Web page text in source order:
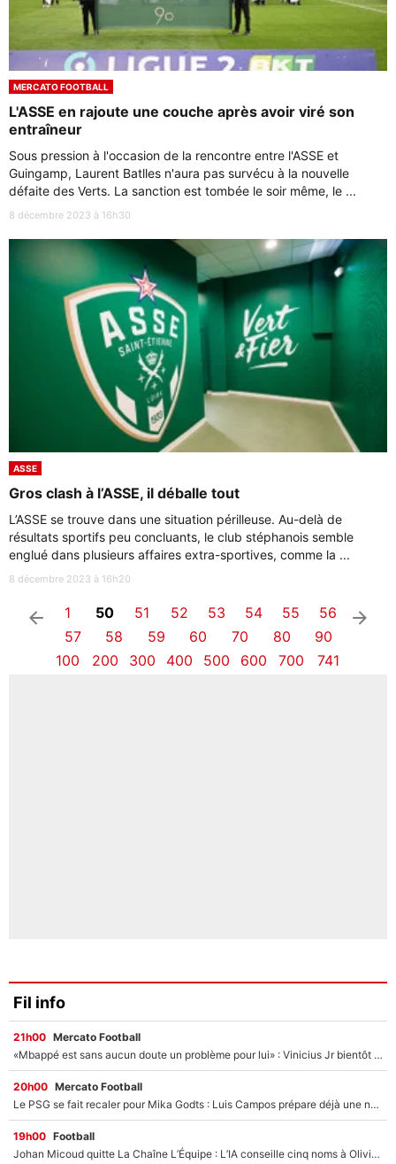
MERCATO FOOTBALL
L'ASSE en rajoute une couche après avoir viré son
entraîneur
Sous pression à l'occasion de la rencontre entre l'ASSE et
Guingamp, Laurent Batlles n'aura pas survécu à la nouvelle
défaite des Verts. La sanction est tombée le soir même, le ...
8 décembre 2023 à 16h30
ASSE
Gros clash à l’ASSE, il déballe tout
L’ASSE se trouve dans une situation périlleuse. Au-delà de
résultats sportifs peu concluants, le club stéphanois semble
englué dans plusieurs affaires extra-sportives, comme la ...
8 décembre 2023 à 16h20
arrow_left 1 50 51 52 53 54 55
56
57
58 59 60 70 80
90
100
200 300 400 500 600 700 741
arrow_right
Fil info
21h00 Mercato Football
«Mbappé est sans aucun doute un problème pour lui» : Vinicius Jr bientôt sacrifié par le Real Madrid ?
20h00 Mercato Football
Le PSG se fait recaler pour Mika Godts : Luis Campos prépare déjà une nouvelle offensive pour boucler son transfert !
19h00 Football
Johan Micoud quitte La Chaîne L’Équipe : L’IA conseille cinq noms à Olivier Ménard pour le remplacer dans L’Équipe du Soir